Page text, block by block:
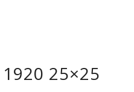
25×25